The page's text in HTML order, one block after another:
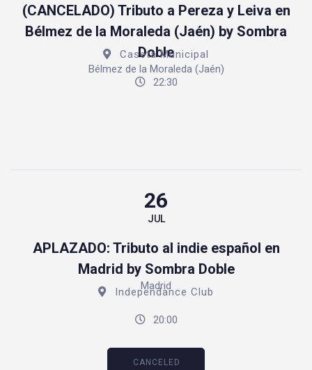
(CANCELADO) Tributo a Pereza y Leiva en
Bélmez de la Moraleda (Jaén) by Sombra
Doble
Bélmez de la Moraleda (Jaén)
Caseta Municipal
22:30
26
JUL
APLAZADO: Tributo al indie español en
Madrid by Sombra Doble
Madrid
Independance Club
20:00
CANCELED